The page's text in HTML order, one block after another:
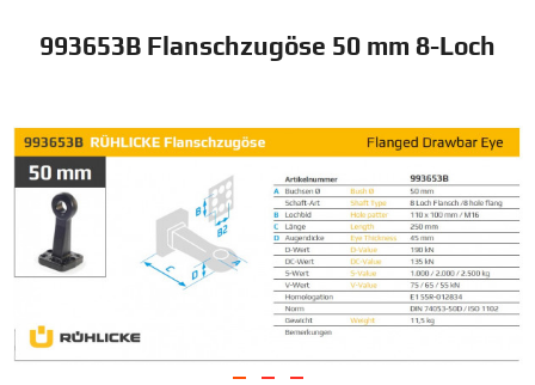
993653B Flanschzugöse 50 mm 8-Loch